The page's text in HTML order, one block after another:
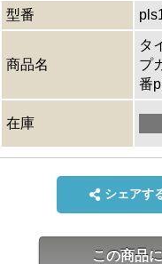
型番
商品名
タ
プ
番
在庫
シェアす
この商品